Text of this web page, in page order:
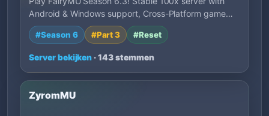
Android & Windows support, Cross-Platform game…
#Season 6 #Part 3 #Reset
Server bekijken · 143 stemmen
ZyromMU